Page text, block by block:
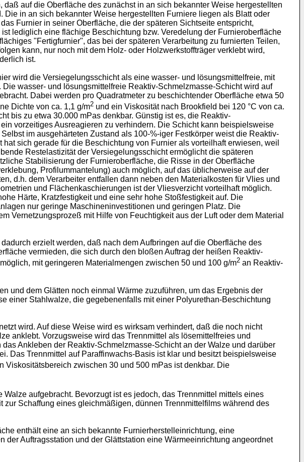
auf die Oberfläche des zunächst in an sich bekannter Weise hergestellten
in an sich bekannter Weise hergestellten Furniere liegen als Blatt oder
Furnier in seiner Oberfläche, die der späteren Sichtseite entspricht,
lediglich eine flächige Beschichtung bzw. Veredelung der Furnieroberfläche
"Fertigfurnier", das bei der späteren Verarbeitung zu furnierten Teilen,
kann, nur noch mit dem Holz- oder Holzwerkstoffträger verklebt wird,
ist.
wird die Versiegelungsschicht als eine wasser- und lösungsmittelfreie, mit
wasser- und lösungsmittelfreie Reaktiv-Schmelzmasse-Schicht wird auf
Dabei werden pro Quadratmeter zu beschichtender Oberfläche etwa 50
Dichte von ca. 1,1 g/m2 und ein Viskosität nach Brookfield bei 120 °C von ca.
bis zu etwa 30.000 mPas denkbar. Günstig ist es, die Reaktiv-
vorzeitiges Ausreagieren zu verhindern. Die Schicht kann beispielsweise
im ausgehärteten Zustand als 100-%-iger Festkörper weist die Reaktiv-
sich gerade für die Beschichtung von Furnier als vorteilhaft erwiesen, weil
Restelastizität der Versiegelungsschicht ermöglicht die späteren
Stabilisierung der Furnieroberfläche, die Risse in der Oberfläche
Profilummantelung) auch möglich, auf das üblicherweise auf der
d.h. dem Verarbeiter entfallen dann neben den Materialkosten für Vlies und
und Flächenkaschierungen ist der Vliesverzicht vorteilhaft möglich.
Härte, Kratzfestigkeit und eine sehr hohe Stoßfestigkeit auf. Die
nur geringe Maschineninvestitionen und geringen Platz. Die
Vernetzungsprozeß mit Hilfe von Feuchtigkeit aus der Luft oder dem Material
erzielt werden, daß nach dem Aufbringen auf die Oberfläche des
vermieden, die sich durch den bloßen Auftrag der heißen Reaktiv-
mit geringeren Materialmengen zwischen 50 und 100 g/m2 an Reaktiv-
und dem Glätten noch einmal Wärme zuzuführen, um das Ergebnis der
einer Stahlwalze, die gegebenenfalls mit einer Polyurethan-Beschichtung
wird. Auf diese Weise wird es wirksam verhindert, daß die noch nicht
anklebt. Vorzugsweise wird das Trennmittel als lösemittelfreies und
Ankleben der Reaktiv-Schmelzmasse-Schicht an der Walze und darüber
Das Trennmittel auf Paraffinwachs-Basis ist klar und besitzt beispielsweise
zwischen 30 und 500 mPas ist denkbar. Die
aufgebracht. Bevorzugt ist es jedoch, das Trennmittel mittels eines
Schaffung eines gleichmäßigen, dünnen Trennmittelfilms während des
enthält eine an sich bekannte Furnierherstelleinrichtung, eine
Auftragsstation und der Glättstation eine Wärmeeinrichtung angeordnet